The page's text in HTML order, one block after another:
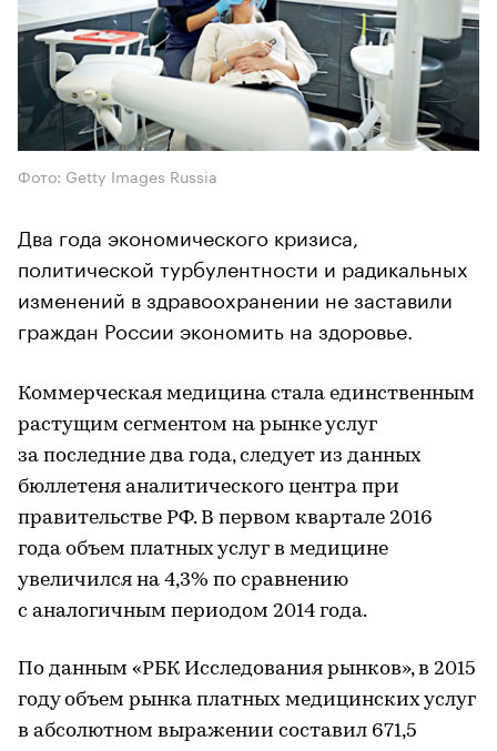
Фото: Getty Images Russia
Два года экономического кризиса,
политической турбулентности и радикальных
изменений в здравоохранении не заставили
граждан России экономить на здоровье.
Коммерческая медицина стала единственным
растущим сегментом на рынке услуг
за последние два года, следует из данных
бюллетеня аналитического центра при
правительстве РФ. В первом квартале 2016
года объем платных услуг в медицине
увеличился на 4,3% по сравнению
с аналогичным периодом 2014 года.
По данным «РБК Исследования рынков», в 2015
году объем рынка платных медицинских услуг
в абсолютном выражении составил 671,5